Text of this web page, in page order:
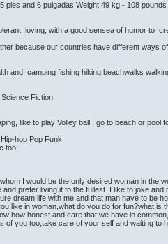
and 6 pulgadas Weight 49 kg - 108 pounds
loving, with a good sensea of humor to
because our countries have different ways
and camping fishing hiking beachwalks
Fiction
like to play Volley ball , go to beach or pool
hop Pop Funk
too,
I would be the only desired woman in the
prefer living it to the fullest. I like to joke
dream life with me and that man have to be
like in woman,what do you do for fun?what is
how honest and care that we have in
you too,take care of your self and waiting to